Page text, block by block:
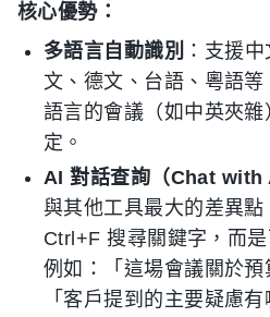
核心優勢：
多語言自動識別 ：支援
文、德文、台語、粵語
語言的會議（如中英夾
定。
AI 對話查詢（Chat with
與其他工具最大的差異
Ctrl+F 搜尋關鍵字，而
例如：「這場會議關於
「客戶提到的主要疑慮